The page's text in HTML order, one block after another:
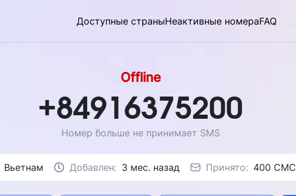
Доступные страныНеактивные номераFAQ
Offline
+84916375200
Номер больше не принимает SMS
Вьетнам Добавлен: 3 мес. назад Принято: 400 CMC